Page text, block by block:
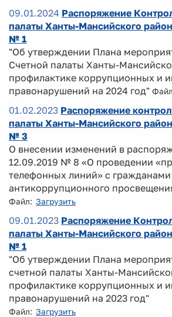
09.01.2024 Распоряжение
палаты Ханты-Мансийского
№ 1
"Об утверждении Плана
Счетной палаты Ханты-
профилактике коррупционных и
правонарушений на 2024 год"
01.02.2023 Распоряжение
палаты Ханты-Мансийского
№ 3
О внесении изменений в
12.09.2019 № 8 «О проведении
телефонных линий» с
антикоррупционного
Файл: Загрузить
09.01.2023 Распоряжение
палаты Ханты-Мансийского
№ 1
"Об утверждении Плана
счетной палаты Ханты-
профилактике коррупционных и
правонарушений на 2023 год"
Файл: Загрузить